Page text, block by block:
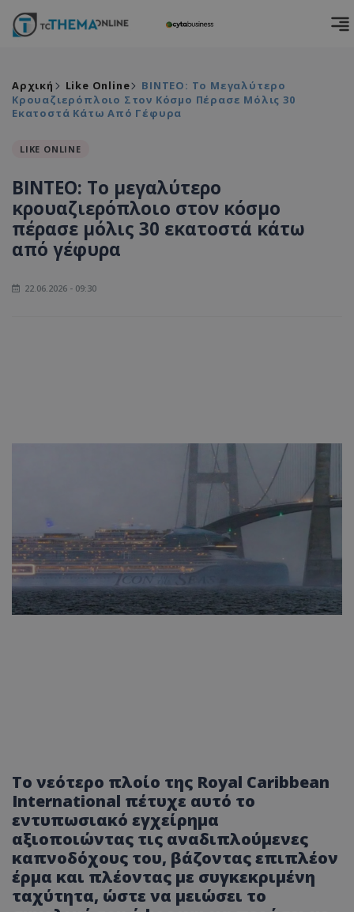
Αρχική Like Online
ΒΙΝΤΕΟ: Το Μεγαλύτερο
Κρουαζιερόπλοιο Στον Κόσμο Πέρασε Μόλις 30
Εκατοστά Κάτω Από Γέφυρα
LIKE ONLINE
ΒΙΝΤΕΟ: Το μεγαλύτερο
κρουαζιερόπλοιο στον κόσμο
πέρασε μόλις 30 εκατοστά κάτω
από γέφυρα
22.06.2026 - 09:30
Το νεότερο πλοίο της Royal Caribbean
International πέτυχε αυτό το
εντυπωσιακό εγχείρημα
αξιοποιώντας τις αναδιπλούμενες
καπνοδόχους του, βάζοντας επιπλέον
έρμα και πλέοντας με συγκεκριμένη
ταχύτητα, ώστε να μειώσει το